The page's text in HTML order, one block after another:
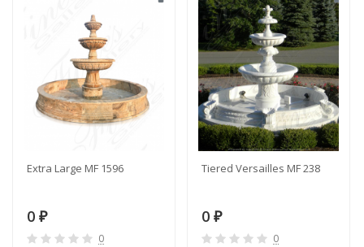
Extra Large MF 1596
0 ₽
0
Tiered Versailles MF 238
0 ₽
0